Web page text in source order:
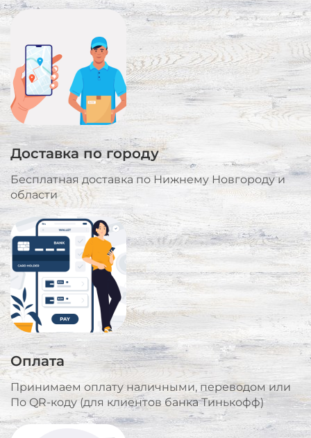
Доставка по городу
Бесплатная доставка по Нижнему Новгороду и
области
Оплата
Принимаем оплату наличными, переводом или
По QR-коду (для клиентов банка Тинькофф)